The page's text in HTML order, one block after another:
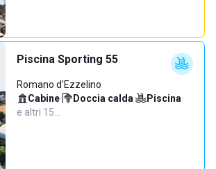
Piscina Sporting 55
Romano d'Ezzelino
Cabine· Doccia calda· Piscina·
e altri 15…